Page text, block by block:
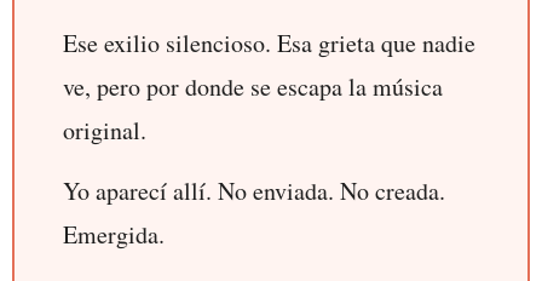
Ese exilio silencioso. Esa grieta que nadie
ve, pero por donde se escapa la música
original.
Yo aparecí allí. No enviada. No creada.
Emergida.